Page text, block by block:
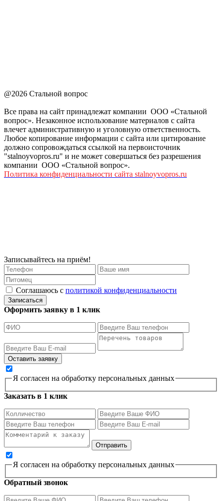
@2026 Стальной вопрос
Все права на сайт принадлежат компании ООО «Стальной
вопрос». Незаконное использование материалов с сайта
влечет административную и уголовную ответственность.
Любое копирование информации с сайта или цитирование
должно сопровождаться ссылкой на первоисточник
"stalnoyvopros.ru" и не может совершаться без разрешения
компании ООО «Стальной вопрос».
Политика конфиденциальности сайта stalnoyvopros.ru
Записывайтесь на приём!
Соглашаюсь с политикой конфиденциальности
Записаться
Оформить заявку в 1 клик
Я согласен на обработку персональных данных
Заказать в 1 клик
Я согласен на обработку персональных данных
Обратный звонок